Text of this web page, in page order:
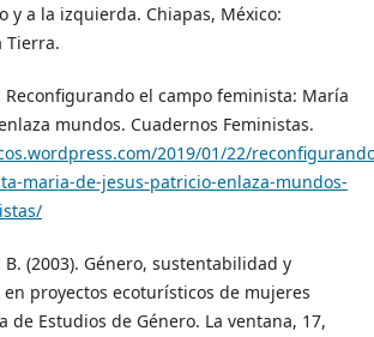
y a la izquierda. Chiapas, México:
Tierra.
Reconfigurando el campo feminista: María
mundos. Cuadernos Feministas.
2019/01/22/
maria-de-jesus-patricio-enlaza-mundos-
(2003). Género, sustentabilidad y
proyectos ecoturísticos de mujeres
de Estudios de Género. La ventana, 17,